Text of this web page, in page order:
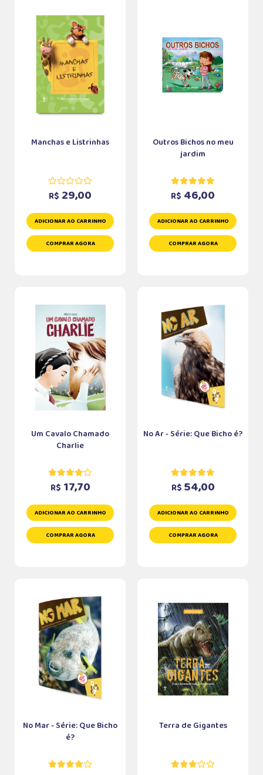
Manchas e Listrinhas
R$ 29,00
ADICIONAR AO CARRINHO
COMPRAR AGORA
Outros Bichos no meu
jardim
R$ 46,00
ADICIONAR AO CARRINHO
COMPRAR AGORA
Um Cavalo Chamado
Charlie
R$ 17,70
ADICIONAR AO CARRINHO
COMPRAR AGORA
No Ar - Série: Que Bicho é?
R$ 54,00
ADICIONAR AO CARRINHO
COMPRAR AGORA
No Mar - Série: Que Bicho
é?
Terra de Gigantes